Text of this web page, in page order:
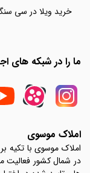
خرید ویلا در سی
ما را در شبکه های
املاک موسوی
املاک موسوی با تکیه
در شمال کشور فعالیت